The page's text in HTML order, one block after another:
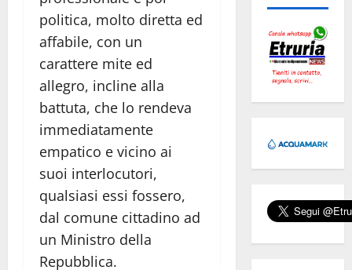
politica, molto diretta ed
affabile, con un
carattere mite ed
allegro, incline alla
battuta, che lo rendeva
immediatamente
empatico e vicino ai
suoi interlocutori,
qualsiasi essi fossero,
dal comune cittadino ad
un Ministro della
Repubblica.